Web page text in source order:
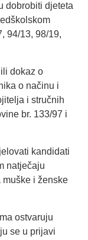
dobrobiti djeteta
94/13, 98/19,
dokaz o
o načinu i
i stručnih
br. 133/97 i
kandidati
natječaju
i ženske
ostvaruju
se u prijavi